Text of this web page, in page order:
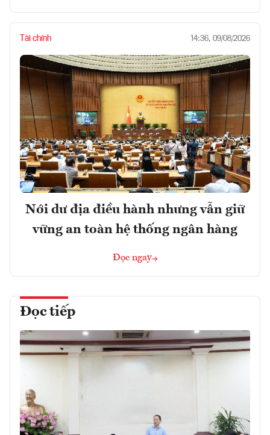
Tài chính 14:36, 09/08/2026
Nới dư địa điều hành nhưng vẫn giữ
vững an toàn hệ thống ngân hàng
Đọc ngay
Đọc tiếp